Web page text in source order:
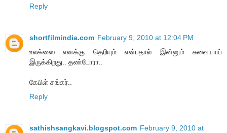
Reply
shortfilmindia.com February 9, 2010 at 12:04 PM
உலக்ஸை எனக்கு தெரியும் என்பதால் இன்னும் சுவையாய்
இருக்கிறது.. தண்டோரா..
கேபிள் சங்கர்..
Reply
sathishsangkavi.blogspot.com February 9, 2010 at